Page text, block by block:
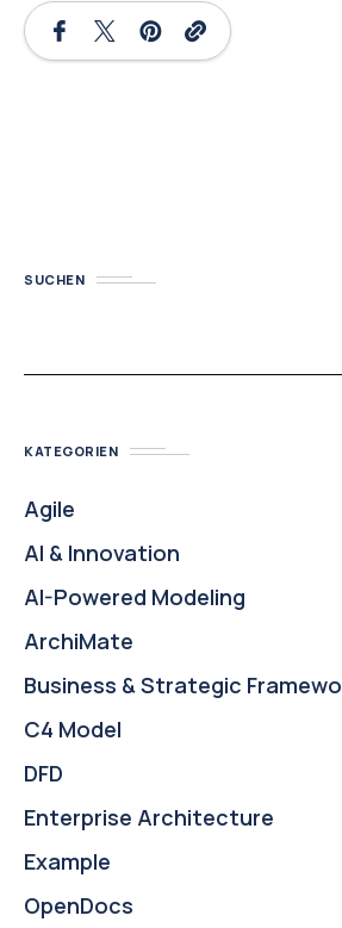
SUCHEN
KATEGORIEN
Agile
AI & Innovation
AI-Powered Modeling
ArchiMate
Business & Strategic
C4 Model
DFD
Enterprise Architecture
Example
OpenDocs